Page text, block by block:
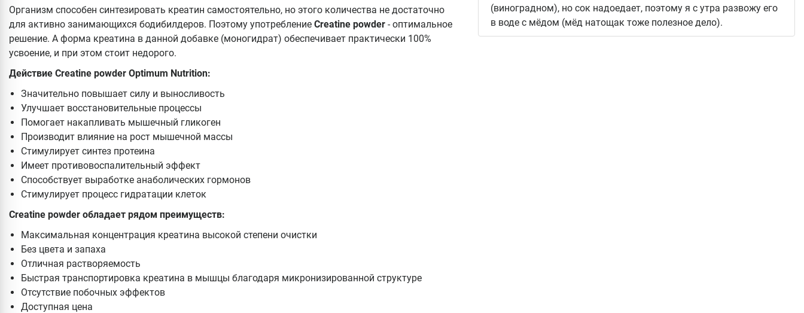
Организм способен синтезировать креатин самостоятельно, но этого количества не достаточно
для активно занимающихся бодибилдеров. Поэтому употребление Creatine powder - оптимальное
решение. А форма креатина в данной добавке (моногидрат) обеспечивает практически 100%
усвоение, и при этом стоит недорого.
Действие Creatine powder Optimum Nutrition:
Значительно повышает силу и выносливость
Улучшает восстановительные процессы
Помогает накапливать мышечный гликоген
Производит влияние на рост мышечной массы
Стимулирует синтез протеина
Имеет противовоспалительный эффект
Способствует выработке анаболических гормонов
Стимулирует процесс гидратации клеток
Creatine powder обладает рядом преимуществ:
Максимальная концентрация креатина высокой степени очистки
Без цвета и запаха
Отличная растворяемость
Быстрая транспортировка креатина в мышцы благодаря микронизированной структуре
Отсутствие побочных эффектов
Доступная цена
(виноградном), но сок надоедает, поэтому я с утра развожу его
в воде с мёдом (мёд натощак тоже полезное дело).